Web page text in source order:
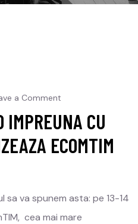
a Comment
IMPREUNA CU
ECOMTIM
va spunem asta: pe 13-14
cea mai mare